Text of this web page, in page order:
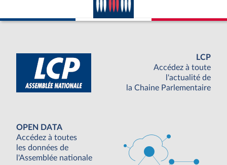
LCP
Accédez à toute
l'actualité de
la Chaine Parlementaire
OPEN DATA
Accédez à toutes
les données de
l'Assemblée nationale